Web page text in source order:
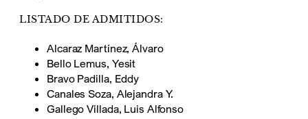
LISTADO DE ADMITIDOS:
Alcaraz Martínez, Álvaro
Bello Lemus, Yesit
Bravo Padilla, Eddy
Canales Soza, Alejandra Y.
Gallego Villada, Luis Alfonso